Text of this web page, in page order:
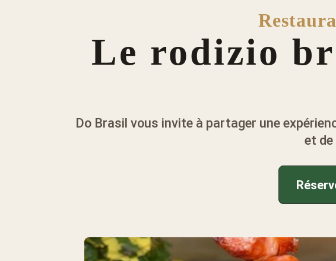
Le rodizio
Do Brasil vous invite à partager une
et